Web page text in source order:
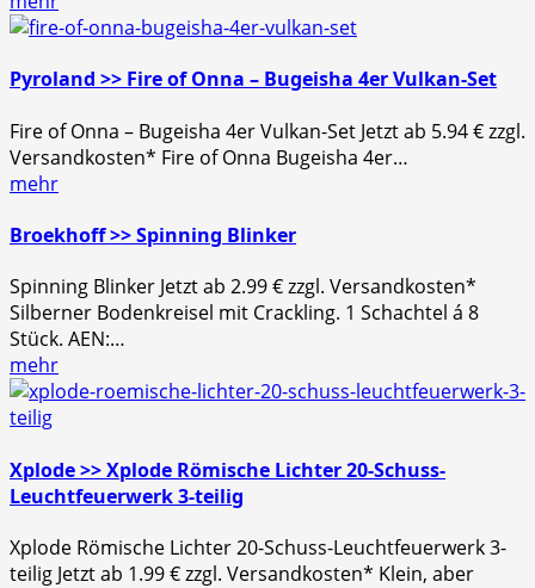
Pyroland >> Fire of Onna – Bugeisha 4er Vulkan-Set
Fire of Onna – Bugeisha 4er Vulkan-Set Jetzt ab 5.94 € zzgl.
Versandkosten* Fire of Onna Bugeisha 4er…
mehr
Broekhoff >> Spinning Blinker
Spinning Blinker Jetzt ab 2.99 € zzgl. Versandkosten*
Silberner Bodenkreisel mit Crackling. 1 Schachtel á 8
Stück. AEN:…
mehr
Xplode >> Xplode Römische Lichter 20-Schuss-
Leuchtfeuerwerk 3-teilig
Xplode Römische Lichter 20-Schuss-Leuchtfeuerwerk 3-
teilig Jetzt ab 1.99 € zzgl. Versandkosten* Klein, aber